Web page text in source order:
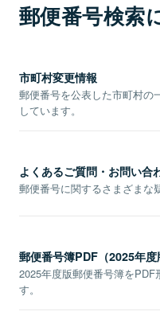
郵便番号検索
市町村変更情報
郵便番号を公表した市町村の
しています。
よくあるご質問・お問い合
郵便番号に関するさまざまな
郵便番号簿PDF（2025年度
2025年度版郵便番号簿をPDF
す。